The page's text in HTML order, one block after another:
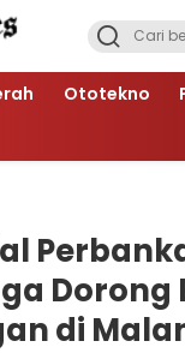
Ototekno
Dorong
di